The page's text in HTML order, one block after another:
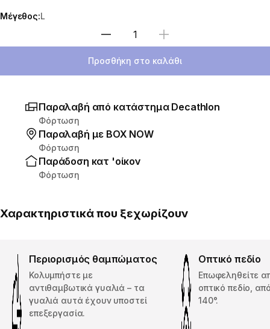
Μέγεθος:L
Επιλέξτε ποσότητα
Προσθήκη στο καλάθι
Παραλαβή από κατάστημα Decathlon
Φόρτωση
Παραλαβή με ΒΟΧ ΝΟW
Φόρτωση
Παράδοση κατ 'οίκον
Φόρτωση
Χαρακτηριστικά που ξεχωρίζουν
Περιορισμός θαμπώματος
Κολυμπήστε με
αντιθαμβωτικά γυαλιά – τα
γυαλιά αυτά έχουν υποστεί
επεξεργασία.
Οπτικό πεδίο
Επωφεληθείτε
οπτικό πεδίο,
140°.